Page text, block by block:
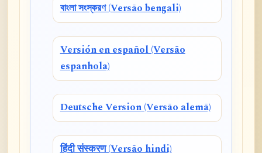
বাংলা সংস্করণ (Versão bengali)
Versión en español (Versão
espanhola)
Deutsche Version (Versão alemã)
हिंदी संस्करण (Versão hindi)